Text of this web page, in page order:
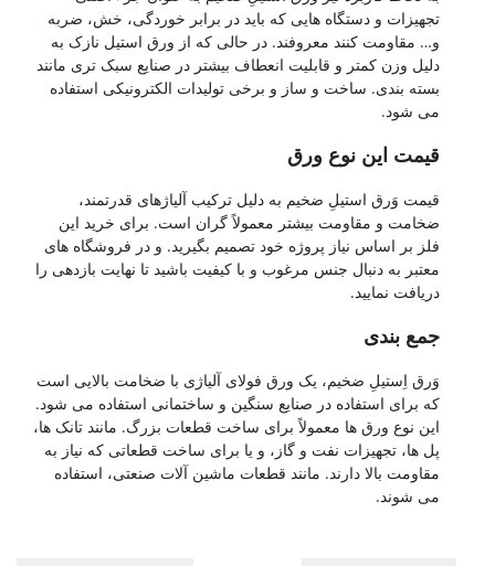
تجهیزات و دستگاه هایی که باید در برابر خوردگی، خش، ضربه
و… مقاومت کنند معروفند. در حالی که از ورق استیل نازک به
دلیل وزن کمتر و قابلیت انعطاف بیشتر در صنایع سبک تری مانند
بسته بندی. ساخت و ساز و برخی تولیدات الکترونیکی استفاده
می شود.
قیمت این نوع ورق
قیمت وَرق استیلِ ضخیم به دلیل ترکیب آلیاژهای قدرتمند،
ضخامت و مقاومت بیشتر معمولاً گران است. برای خرید این
فلز بر اساس نیاز پروژه خود تصمیم بگیرید. و در فروشگاه های
معتبر به دنبال جنس مرغوب و با کیفیت باشید تا نهایت بازدهی را
دریافت نمایید.
جمع بندی
وَرق اِستیلِ ضخیم، یک ورق فولای آلیاژی با ضخامت بالایی است
که برای استفاده در صنایع سنگین و ساختمانی استفاده می شود.
این نوع ورق ها معمولاً برای ساخت قطعات بزرگ. مانند تانک ها،
پل ها، تجهیزات نفت و گاز، و یا برای ساخت قطعاتی که نیاز به
مقاومت بالا دارند. مانند قطعات ماشین آلات صنعتی، استفاده
می شوند.